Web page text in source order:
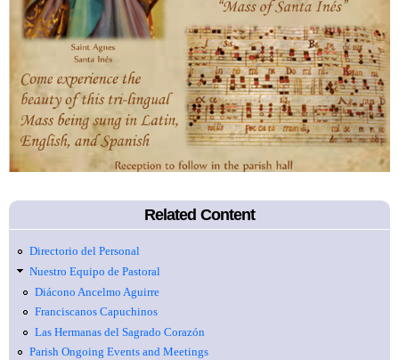
Related Content
Directorio del Personal
Nuestro Equipo de Pastoral
Diácono Ancelmo Aguirre
Franciscanos Capuchinos
Las Hermanas del Sagrado Corazón
Parish Ongoing Events and Meetings